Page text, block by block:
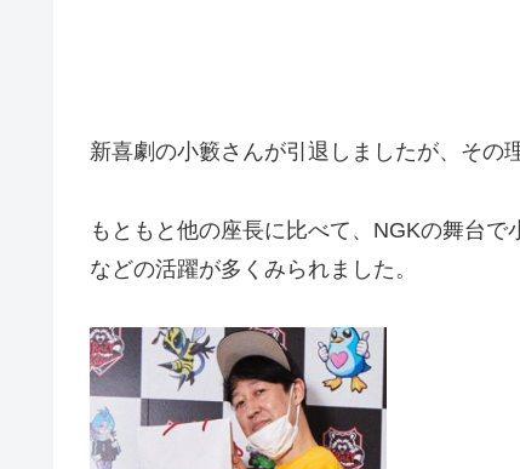
新喜劇の小籔さんが引退しましたが、その
もともと他の座長に比べて、NGKの舞台
などの活躍が多くみられました。